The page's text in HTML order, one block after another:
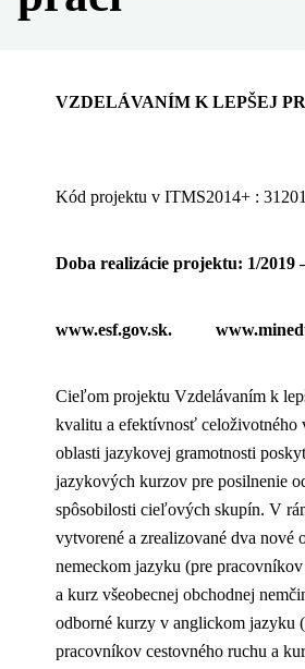
VZDELÁVANÍM K LEPŠEJ
Kód projektu v ITMS2014+ :
Doba realizácie projektu: 1/2019
www.esf.gov.sk.
Cieľom projektu Vzdelávaním k
kvalitu a efektívnosť celoživotného
oblasti jazykovej gramotnosti
jazykových kurzov pre posilnenie
spôsobilosti cieľových skupín. V
vytvorené a zrealizované dva nové
nemeckom jazyku (pre
a kurz všeobecnej obchodnej
odborné kurzy v anglickom jazyku
pracovníkov cestovného ruchu a